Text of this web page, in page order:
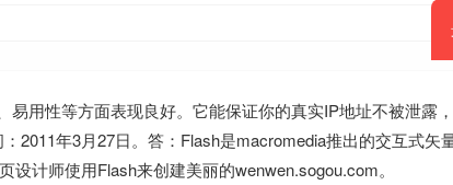
用性等方面表现良好。它能保证你的真实IP地址不被泄露
年3月27日。答：Flash是macromedia推出的交互式矢
计师使用Flash来创建美丽的wenwen.sogou.com。